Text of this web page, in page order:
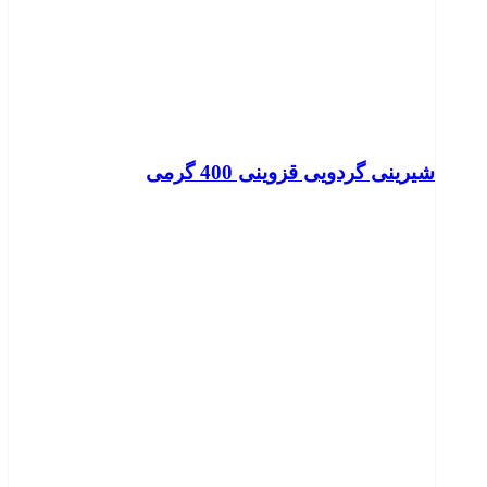
شیرینی گردویی قزوینی 400 گرمی